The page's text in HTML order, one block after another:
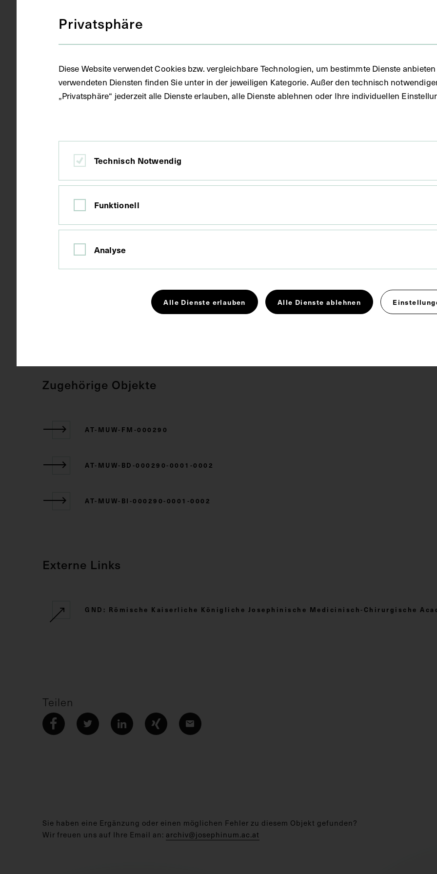
Papier
Kurzbeschreibung
Anatomie Arm Brustwand Lehrmittel Nerv
CC BY-NC-SA 4.0
Zugehörige Objekte
AT-MUW-FM-000290
AT-MUW-BD-000290-0001-0002
AT-MUW-BI-000290-0001-0002
Externe Links
GND: Römische Kaiserliche Königliche Josephinische Medicinisch-Chirurgische
Teilen
Sie haben eine Ergänzung oder einen möglichen Fehler zu diesem Objekt gefunden?
Wir freuen uns auf Ihre Email an: archiv@josephinum.ac.at
Privatsphäre
Diese Website verwendet Cookies bzw. vergleichbare Technologien, um bestimmte Dienste
verwendeten Diensten finden Sie unter in der jeweiligen Kategorie. Außer den technisch
„Privatsphäre“ jederzeit alle Dienste erlauben, alle Dienste ablehnen oder Ihre individuellen
Technisch Notwendig
Funktionell
Analyse
Alle Dienste erlauben Alle Dienste ablehnen